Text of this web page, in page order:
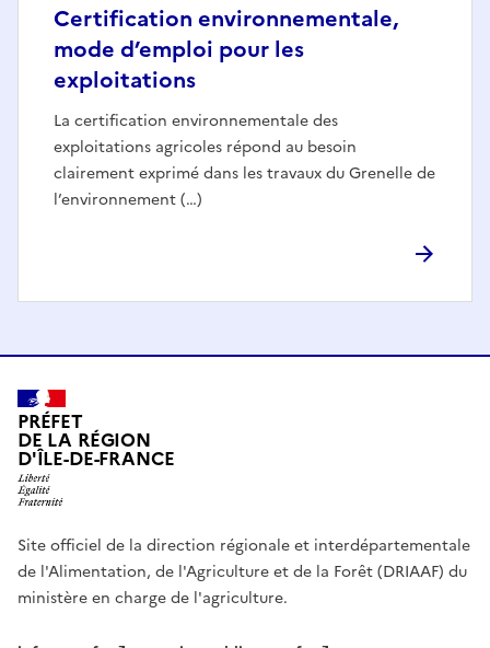
Certification environnementale,
mode d’emploi pour les
exploitations
La certification environnementale des
exploitations agricoles répond au besoin
clairement exprimé dans les travaux du Grenelle de
l’environnement (…)
PRÉFET
DE LA RÉGION
D'ÎLE-DE-FRANCE
Site officiel de la direction régionale et interdépartementale
de l'Alimentation, de l'Agriculture et de la Forêt (DRIAAF) du
ministère en charge de l'agriculture.